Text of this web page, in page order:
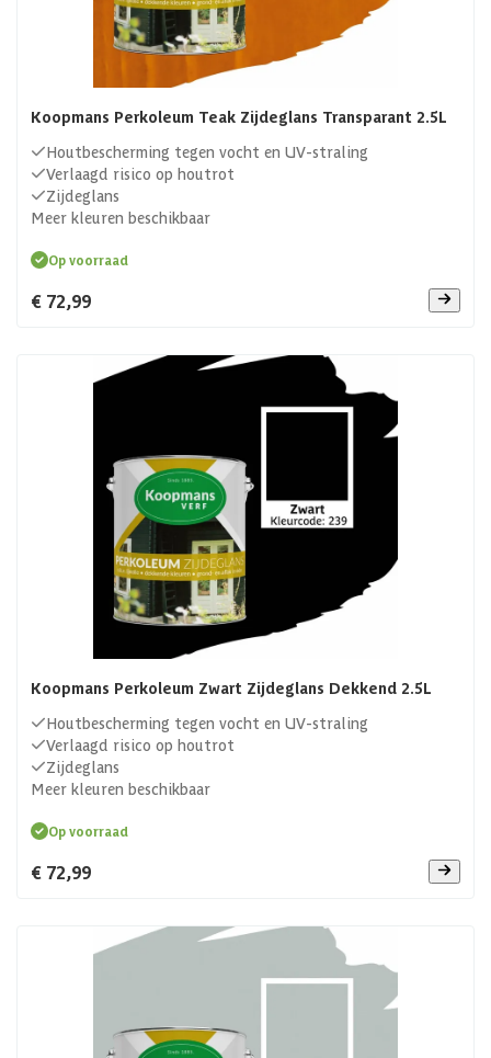
Koopmans Perkoleum Teak Zijdeglans Transparant 2.5L
Houtbescherming tegen vocht en UV-straling
Verlaagd risico op houtrot
Zijdeglans
Meer kleuren beschikbaar
Op voorraad
€ 72,99
Koopmans Perkoleum Zwart Zijdeglans Dekkend 2.5L
Houtbescherming tegen vocht en UV-straling
Verlaagd risico op houtrot
Zijdeglans
Meer kleuren beschikbaar
Op voorraad
€ 72,99